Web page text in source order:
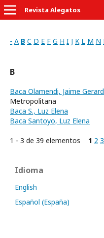
Revista Alegatos
- A B C D E F G H I J K L M N
B
Baca Olamendi, Jaime
Metropolitana
Baca S., Luz Elena
Baca Santoyo, Luz Elena
1 - 3 de 39 elementos 1 2 3
Idioma
English
Español (España)